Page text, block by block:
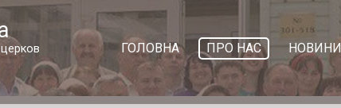
ГОЛОВНА ПРО НАС НОВИНИ